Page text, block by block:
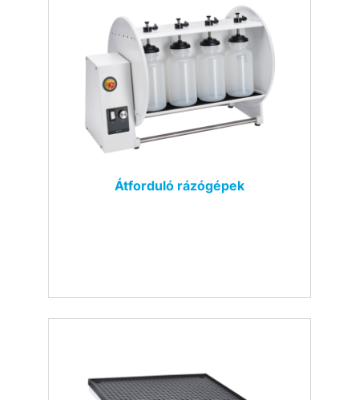
Átforduló rázógépek